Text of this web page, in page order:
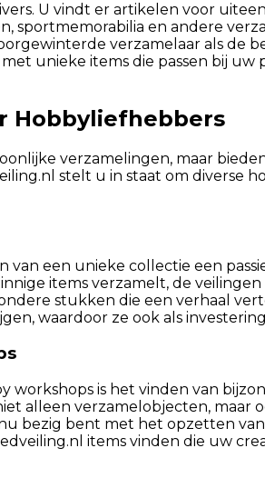
U vindt er artikelen voor
sportmemorabilia en andere
verzamelaar als de
unieke items die passen bij uw
Hobbyliefhebbers
verzamelingen, maar
stelt u in staat om diverse
een unieke collectie een
items verzamelt, de
stukken die een verhaal
waardoor ze ook als
workshops is het vinden van
alleen verzamelobjecten, maar
bezig bent met het opzetten
items vinden die uw